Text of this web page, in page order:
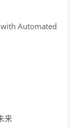
with Automated
来